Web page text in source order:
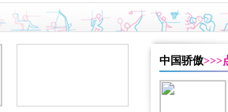
中国骄傲>>>